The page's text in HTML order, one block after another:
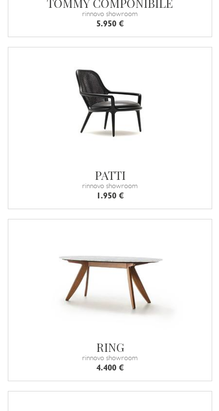
TOMMY COMPONIBILE
rinnovo showroom
5.950 €
PATTI
rinnovo showroom
1.950 €
RING
rinnovo showroom
4.400 €